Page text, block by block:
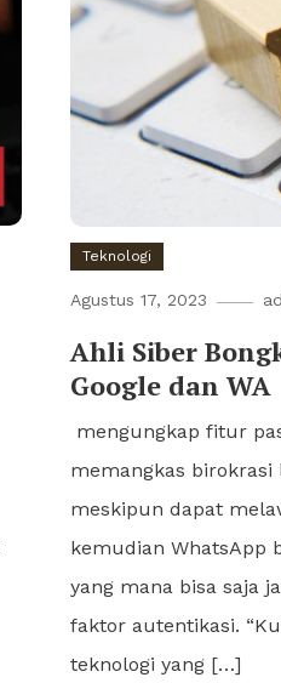
Teknologi
Agustus 17, 2023
Ahli Siber
Google dan WA
mengungkap fitur
memangkas birokrasi
meskipun dapat
kemudian WhatsApp
yang mana bisa saja
faktor autentikasi.
teknologi yang […]